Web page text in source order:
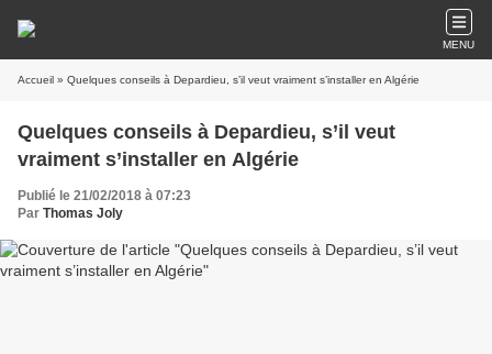
MENU
Accueil » Quelques conseils à Depardieu, s’il veut vraiment s’installer en Algérie
Quelques conseils à Depardieu, s’il veut
vraiment s’installer en Algérie
Publié le 21/02/2018 à 07:23
Par Thomas Joly